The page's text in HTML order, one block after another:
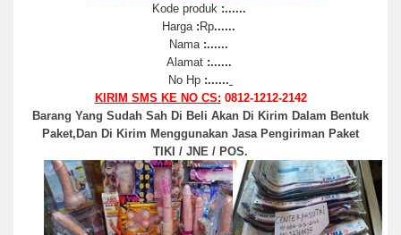
Kode produk :......
Harga :Rp......
Nama :......
Alamat :......
No Hp :......
KIRIM SMS KE NO CS: 0812-1212-2142
Barang Yang Sudah Sah Di Beli Akan Di Kirim Dalam Bentuk
Paket,Dan Di Kirim Menggunakan Jasa Pengiriman Paket
TIKI / JNE / POS.